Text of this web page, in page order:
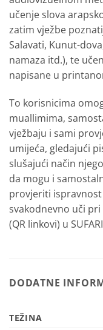
učenje slova
zatim vježbe
Salavati, Kunut-
namaza itd.), te
napisane u
To korisnicima
muallimima,
vježbaju i sami
umijeća, gledajući
slušajući način
da mogu i
provjeriti
svakodnevno uči
(QR linkovi) u
DODATNE
TEŽINA